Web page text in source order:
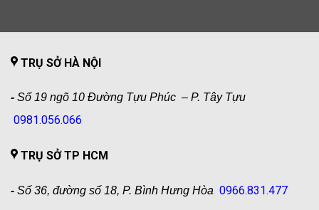
TRỤ SỞ HÀ NỘI
- Số 19 ngõ 10 Đường Tựu Phúc – P. Tây Tựu
0981.056.066
TRỤ SỞ TP HCM
- Số 36, đường số 18, P. Bình Hưng Hòa 0966.831.477